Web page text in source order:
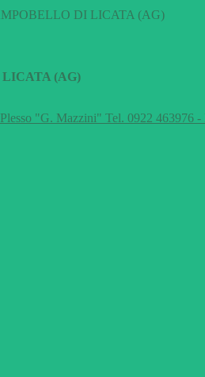
DI LICATA (AG)
LICATA (AG)
"G. Mazzini" Tel. 0922